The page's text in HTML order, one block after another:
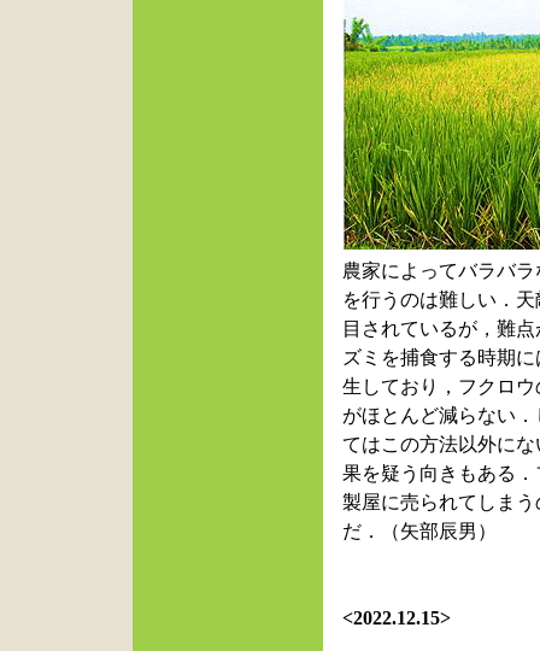
農家によってバラバ
を行うのは難しい．
目されているが，難
ズミを捕食する時期
生しており，フクロ
がほとんど減らない
てはこの方法以外に
果を疑う向きもある
製屋に売られてしま
だ．（矢部辰男）
<2022.12.15>